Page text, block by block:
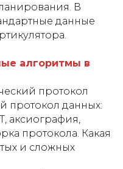
В
данные
алгоритмы в
протокол
протокол данных:
аксиография,
протокола. Какая
и сложных